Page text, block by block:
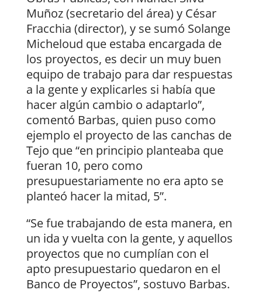
Muñoz (secretario del área) y César
Fracchia (director), y se sumó Solange
Micheloud que estaba encargada de
los proyectos, es decir un muy buen
equipo de trabajo para dar respuestas
a la gente y explicarles si había que
hacer algún cambio o adaptarlo”,
comentó Barbas, quien puso como
ejemplo el proyecto de las canchas de
Tejo que “en principio planteaba que
fueran 10, pero como
presupuestariamente no era apto se
planteó hacer la mitad, 5”.
“Se fue trabajando de esta manera, en
un ida y vuelta con la gente, y aquellos
proyectos que no cumplían con el
apto presupuestario quedaron en el
Banco de Proyectos”, sostuvo Barbas.